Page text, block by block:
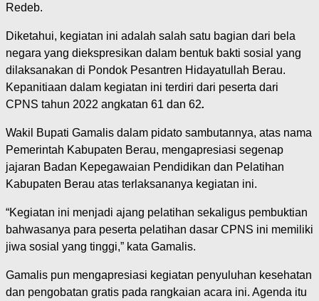
Redeb.
Diketahui, kegiatan ini adalah salah satu bagian dari bela
negara yang diekspresikan dalam bentuk bakti sosial yang
dilaksanakan di Pondok Pesantren Hidayatullah Berau.
Kepanitiaan dalam kegiatan ini terdiri dari peserta dari
CPNS tahun 2022 angkatan 61 dan 62.
Wakil Bupati Gamalis dalam pidato sambutannya, atas nama
Pemerintah Kabupaten Berau, mengapresiasi segenap
jajaran Badan Kepegawaian Pendidikan dan Pelatihan
Kabupaten Berau atas terlaksananya kegiatan ini.
“Kegiatan ini menjadi ajang pelatihan sekaligus pembuktian
bahwasanya para peserta pelatihan dasar CPNS ini memiliki
jiwa sosial yang tinggi,” kata Gamalis.
Gamalis pun mengapresiasi kegiatan penyuluhan kesehatan
dan pengobatan gratis pada rangkaian acara ini. Agenda itu